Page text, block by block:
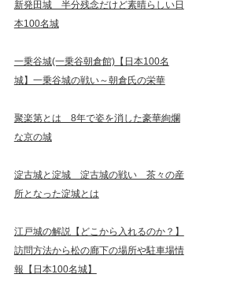
新発田城 半分残念だけど素晴らしい日
本100名城
一乗谷城(一乗谷朝倉館)【日本100名
城】一乗谷城の戦い～朝倉氏の栄華
聚楽第とは 8年で姿を消した豪華絢爛
な京の城
淀古城と淀城 淀古城の戦い 茶々の産
所となった淀城とは
江戸城の解説【どこから入れるのか？】
訪問方法から松の廊下の場所や駐車場情
報【日本100名城】